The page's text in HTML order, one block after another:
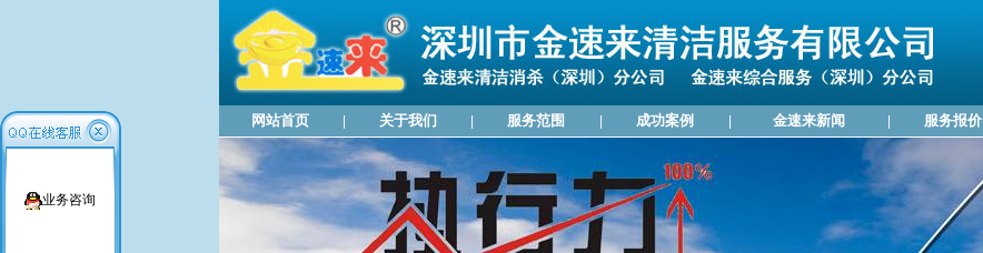
网站首页 关于我们 服务范围 成功案例 金速来新闻 服务报价
业务咨询